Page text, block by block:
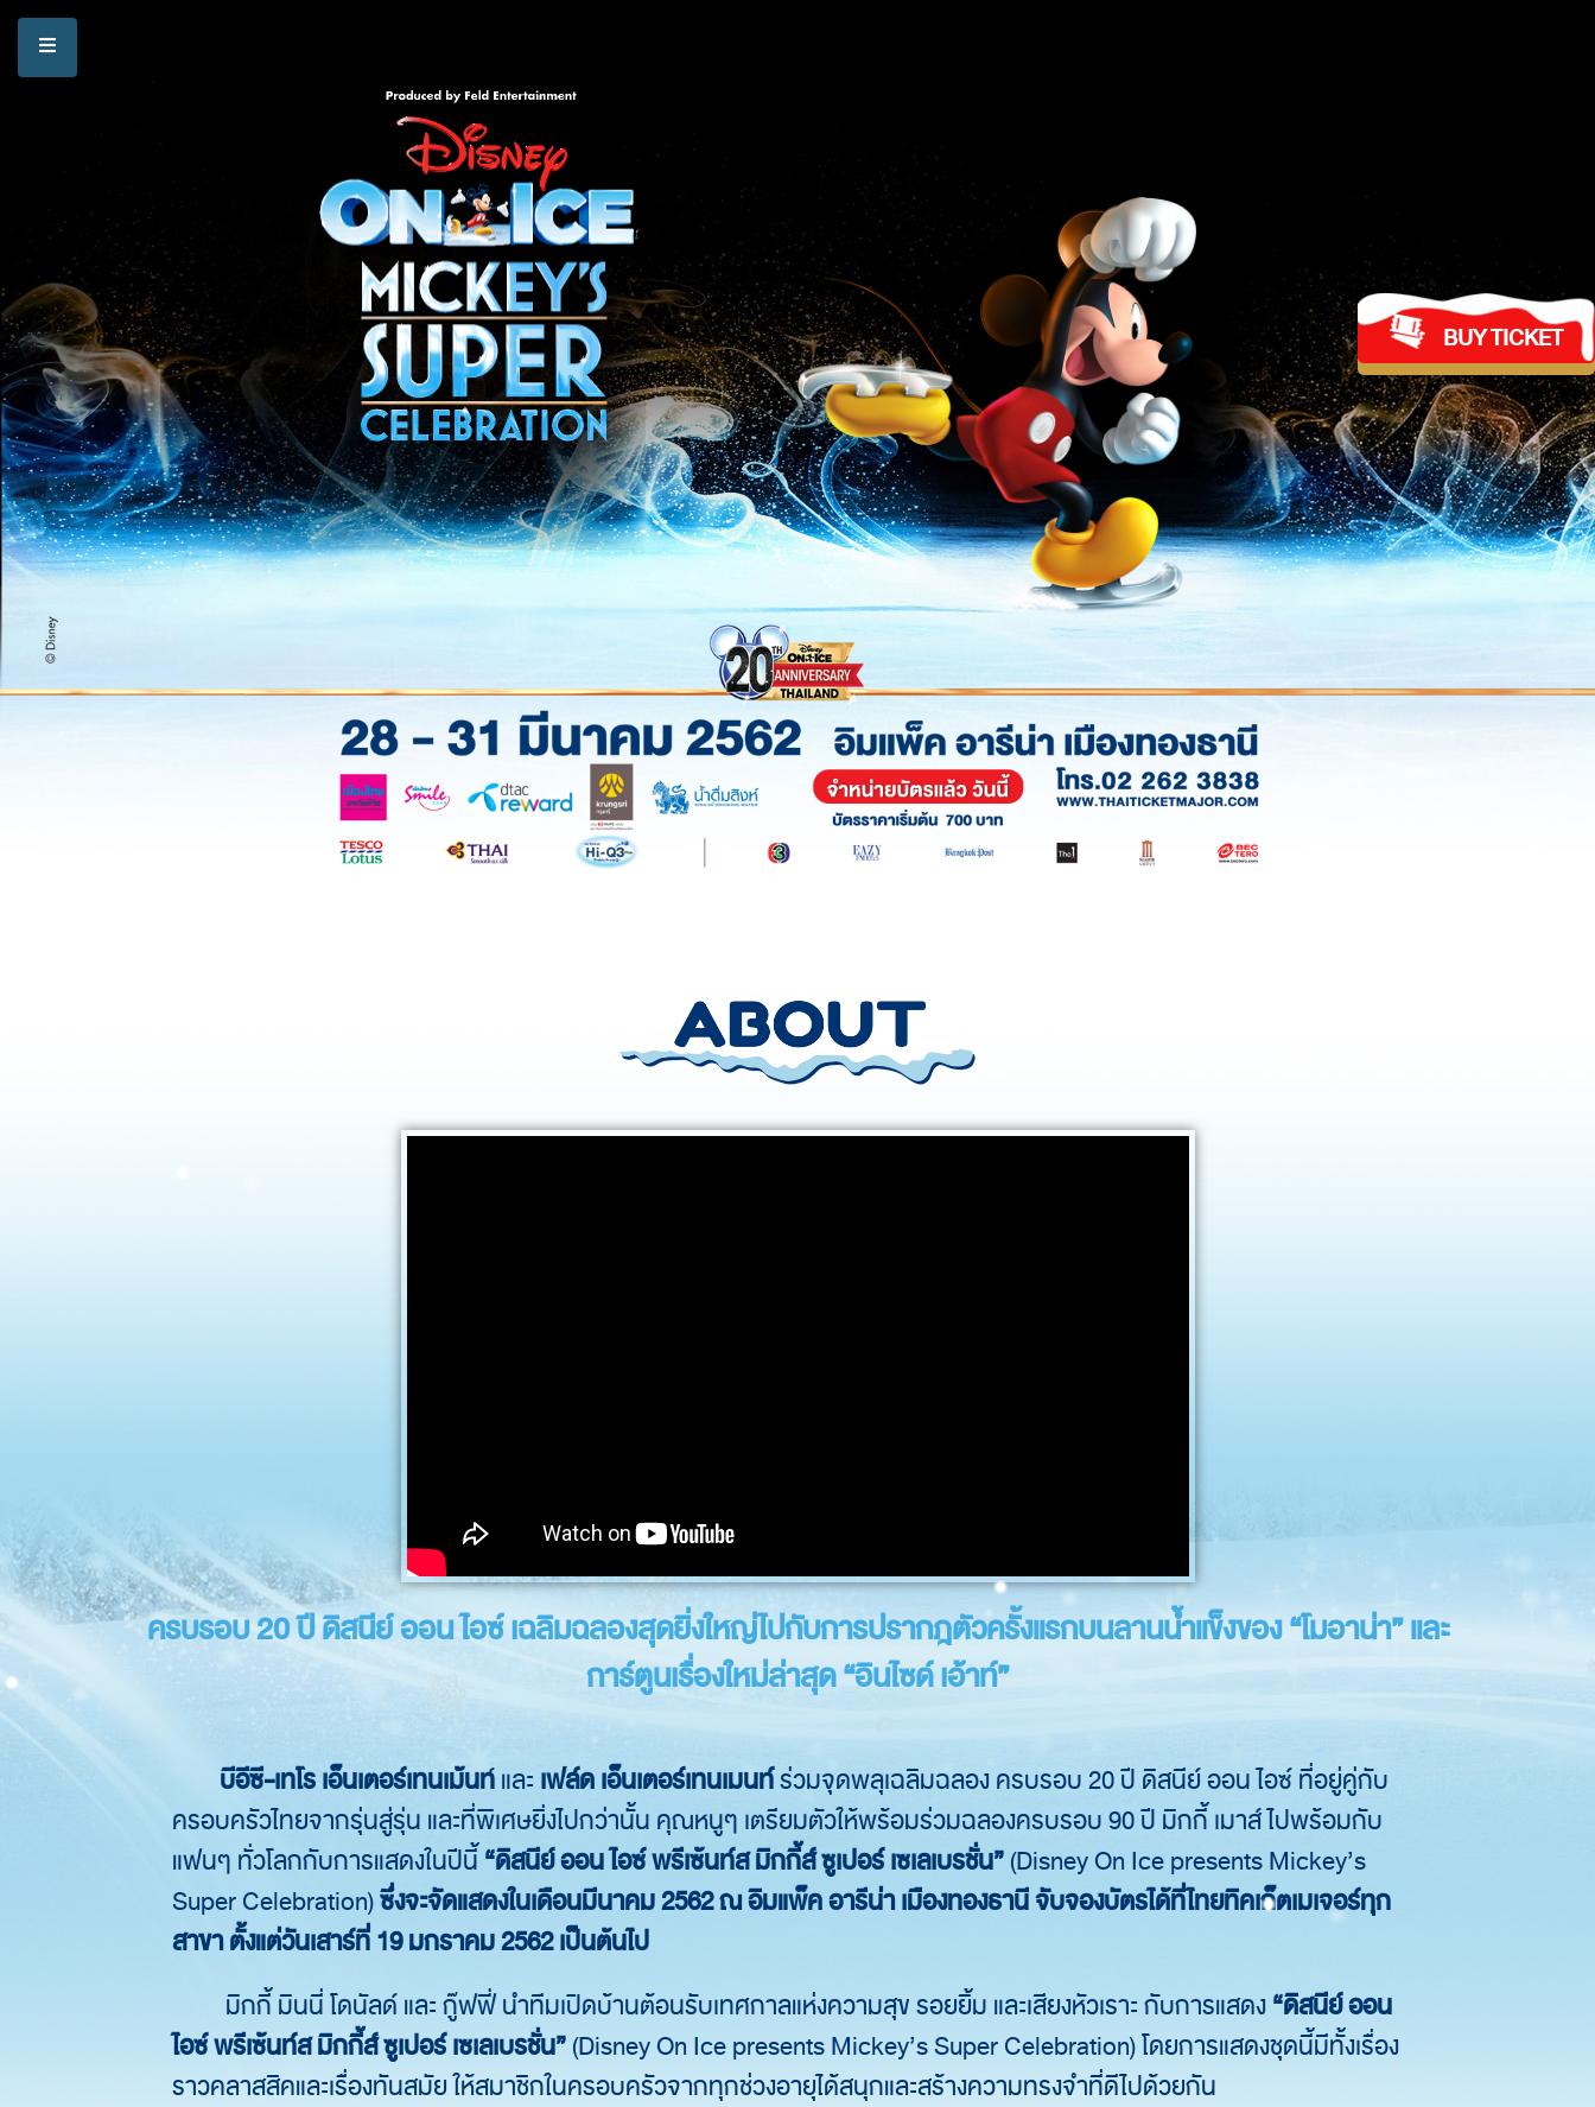
ครบรอบ 20 ปี ดิสนีย์ ออน ไอซ์ เฉลิมฉลองสุดยิ่งใหญ่ไปกับการปรากฎตัวครั้งแรกบนลานน้ำแข็งของ “โมอาน่า” และ
การ์ตูนเรื่องใหม่ล่าสุด “อินไซด์ เอ้าท์”
บีอีซี-เทโร เอ็นเตอร์เทนเม้นท์ และ เฟล์ด เอ็นเตอร์เทนเมนท์ร่วมจุดพลุเฉลิมฉลอง ครบรอบ 20 ปี ดิสนีย์ ออน ไอซ์ ที่อยู่คู่กับ
ครอบครัวไทยจากรุ่นสู่รุ่น และที่พิเศษยิ่งไปกว่านั้น คุณหนูๆ เตรียมตัวให้พร้อมร่วมฉลองครบรอบ 90 ปี มิกกี้ เมาส์ ไปพร้อมกับ
แฟนๆ ทั่วโลกกับการแสดงในปีนี้ “ดิสนีย์ ออน ไอซ์ พรีเซ้นท์ส มิกกี้ส์ ซูเปอร์ เซเลเบรชั่น”(Disney On Ice presents Mickey’s
Super Celebration)ซึ่งจะจัดแสดงในเดือนมีนาคม 2562 ณ อิมแพ็ค อารีน่า เมืองทองธานี จับจองบัตรได้ที่ไทยทิคเก็ตเมเจอร์ทุก
สาขา ตั้งแต่วันเสาร์ที่ 19 มกราคม 2562 เป็นต้นไป
มิกกี้ มินนี่ โดนัลด์ และ กู๊ฟฟี่ นำทีมเปิดบ้านต้อนรับเทศกาลแห่งความสุข รอยยิ้ม และเสียงหัวเราะ กับการแสดง“ดิสนีย์ ออน
ไอซ์ พรีเซ้นท์ส มิกกี้ส์ ซูเปอร์ เซเลเบรชั่น”(Disney On Ice presents Mickey’s Super Celebration) โดยการแสดงชุดนี้มีทั้งเรื่อง
ราวคลาสสิคและเรื่องทันสมัย ให้สมาชิกในครอบครัวจากทุกช่วงอายุได้สนุกและสร้างความทรงจำที่ดีไปด้วยกัน
BUY TICKET